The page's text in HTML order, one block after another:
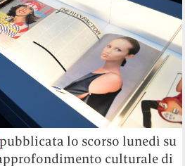
pubblicata lo scorso lunedì su
culturale di